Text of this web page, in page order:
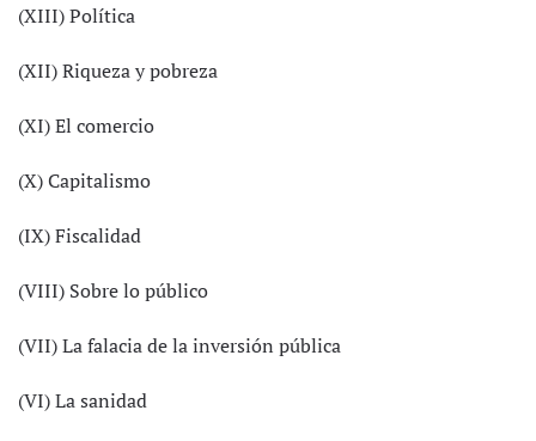
(XIII) Política
(XII) Riqueza y pobreza
(XI) El comercio
(X) Capitalismo
(IX) Fiscalidad
(VIII) Sobre lo público
(VII) La falacia de la inversión pública
(VI) La sanidad